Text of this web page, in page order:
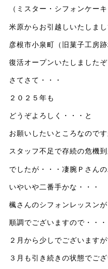
（ミスター・シフォンケーキ
米原からお引越しいたしまし
彦根市小泉町（旧菓子工房
復活オープンいたしましたぞ
さてさて・・・
２０２５年も
どうぞよろしく・・・と
お願いしたいところなので
スタッフ不足で存続の危機到
でしたが・・・凄腕Ｐさん
いやいや二番手かな・・・
楓さんのシフォンレッスンが
順調でございますので・・・
２月から少しでございます
３月も引き続きの状態でござ